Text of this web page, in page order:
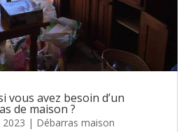
vous avez besoin d’un
de maison ?
| Débarras maison